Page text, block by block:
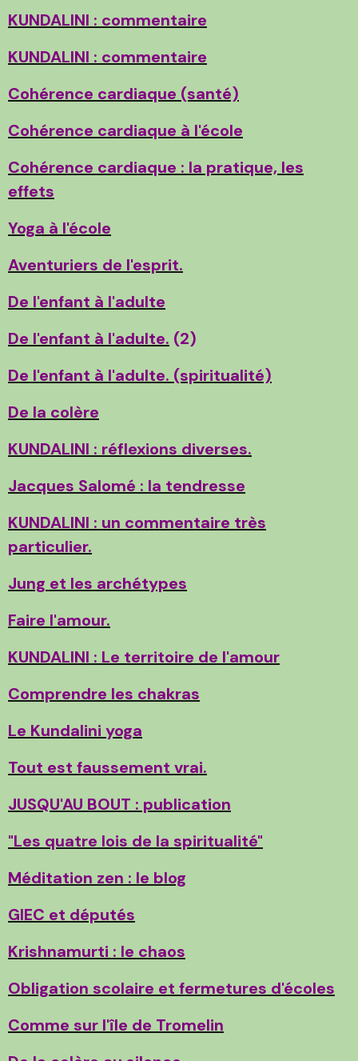
KUNDALINI : commentaire
KUNDALINI : commentaire
Cohérence cardiaque (santé)
Cohérence cardiaque à l'école
Cohérence cardiaque : la pratique, les
effets
Yoga à l'école
Aventuriers de l'esprit.
De l'enfant à l'adulte
De l'enfant à l'adulte. (2)
De l'enfant à l'adulte. (spiritualité)
De la colère
KUNDALINI : réflexions diverses.
Jacques Salomé : la tendresse
KUNDALINI : un commentaire très
particulier.
Jung et les archétypes
Faire l'amour.
KUNDALINI : Le territoire de l'amour
Comprendre les chakras
Le Kundalini yoga
Tout est faussement vrai.
JUSQU'AU BOUT : publication
"Les quatre lois de la spiritualité"
Méditation zen : le blog
GIEC et députés
Krishnamurti : le chaos
Obligation scolaire et fermetures d'écoles
Comme sur l'île de Tromelin